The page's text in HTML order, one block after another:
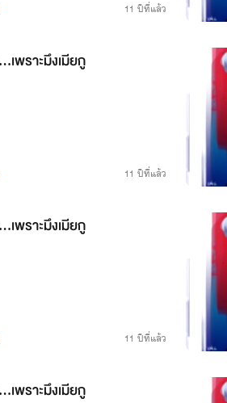
11 ปีที่แล้ว
เพราะมึงเมียกู
11 ปีที่แล้ว
เพราะมึงเมียกู
11 ปีที่แล้ว
เพราะมึงเมียกู